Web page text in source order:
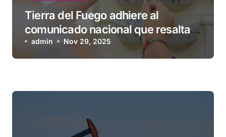
Tierra del Fuego adhiere al
comunicado nacional que resalta
la seguridad y eficacia de las
vacunas
admin Nov 29, 2025